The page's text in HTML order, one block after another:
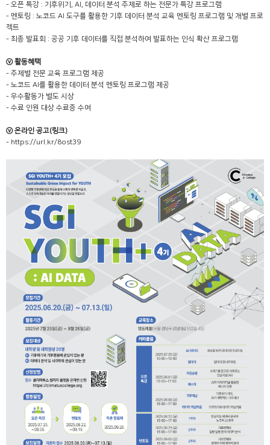
- 오픈 특강 : 기후위기, AI, 데이터 분석 주제로 하는 전문가 특강 프로그램
- 멘토링 : 노코드 AI 도구를 활용한 기후 데이터 분석 교육 멘토링 프로그램 및 개별 프로
젝트
- 최종 발표회 : 공공 기후 데이터를 직접 분석하여 발표하는 인식 확산 프로그램
ⓥ 활동혜택
- 주제별 전문 교육 프로그램 제공
- 노코드 AI를 활용한 데이터 분석 멘토링 프로그램 제공
- 우수활동가 별도 시상
- 수료 인원 대상 수료증 수여
ⓥ 온라인 공고(링크)
- https://url.kr/8ost39